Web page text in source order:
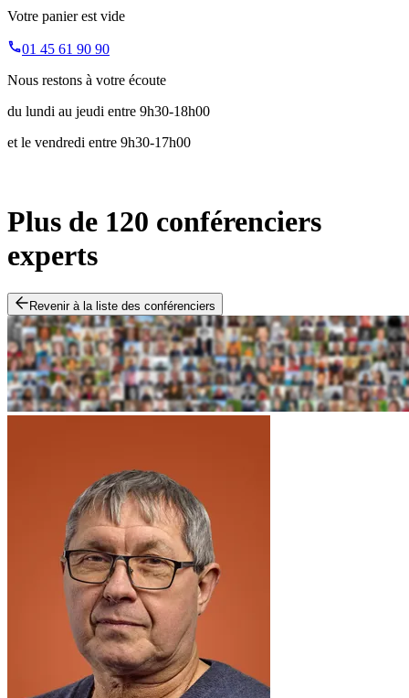
Votre panier est vide
01 45 61 90 90
Nous restons à votre écoute
du lundi au jeudi entre 9h30-18h00
et le vendredi entre 9h30-17h00
Plus de 120 conférenciers
experts
Revenir à la liste des conférenciers